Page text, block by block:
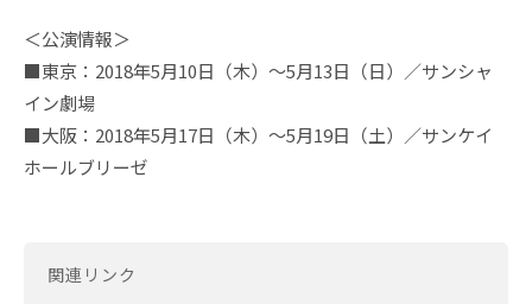
＜公演情報＞
■東京：2018年5月10日（木）～5月13日（日）／サンシャ
イン劇場
■大阪：2018年5月17日（木）～5月19日（土）／サンケイ
ホールブリーゼ
関連リンク